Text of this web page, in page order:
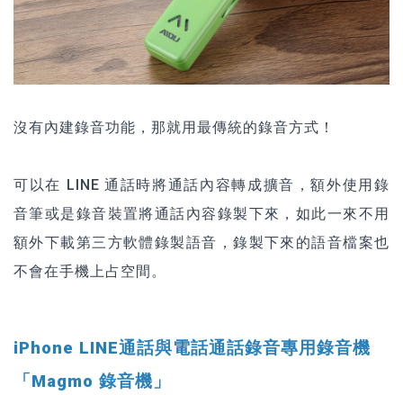
沒有內建錄音功能，那就用最傳統的錄音方式！
可以在 LINE 通話時將通話內容轉成擴音，額外使用錄
音筆或是錄音裝置將通話內容錄製下來，如此一來不用
額外下載第三方軟體錄製語音，錄製下來的語音檔案也
不會在手機上占空間。
iPhone LINE通話與電話通話錄音專用錄音機
「Magmo 錄音機」